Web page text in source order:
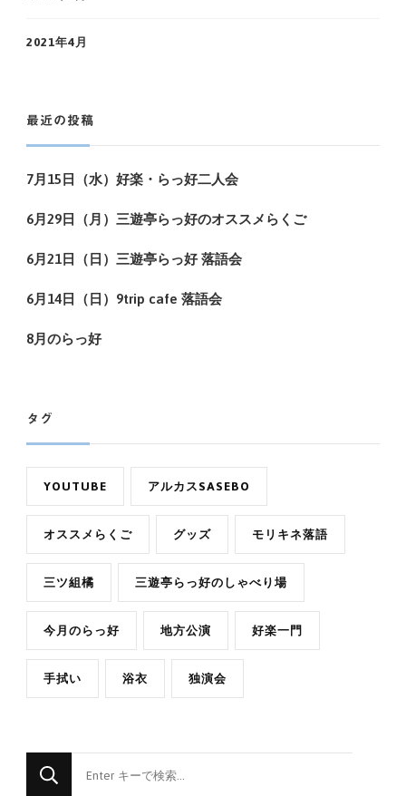
2021年4月
最近の投稿
7月15日（水）好楽・らっ好二人会
6月29日（月）三遊亭らっ好のオススメらくご
6月21日（日）三遊亭らっ好 落語会
6月14日（日）9trip cafe 落語会
8月のらっ好
タグ
YOUTUBE アルカスSASEBO
オススメらくご グッズ モリキネ落語
三ツ組橘 三遊亭らっ好のしゃべり場
今月のらっ好 地方公演 好楽一門
手拭い 浴衣 独演会